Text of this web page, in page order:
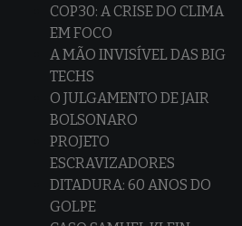
COP30: A CRISE DO CLIMA
EM FOCO
A MÃO INVISÍVEL DAS BIG
TECHS
O JULGAMENTO DE JAIR
BOLSONARO
PROJETO
ESCRAVIZADORES
DITADURA: 60 ANOS DO
GOLPE